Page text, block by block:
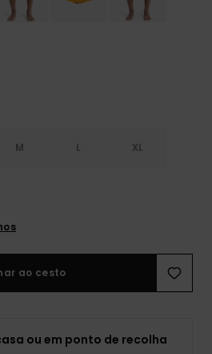
M L XL
ao cesto
ou em ponto de recolha